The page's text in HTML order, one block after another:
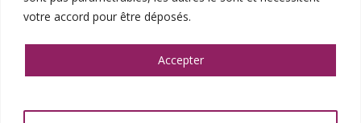
votre accord pour être déposés.
Accepter
Politique de confidentialité|Crédits